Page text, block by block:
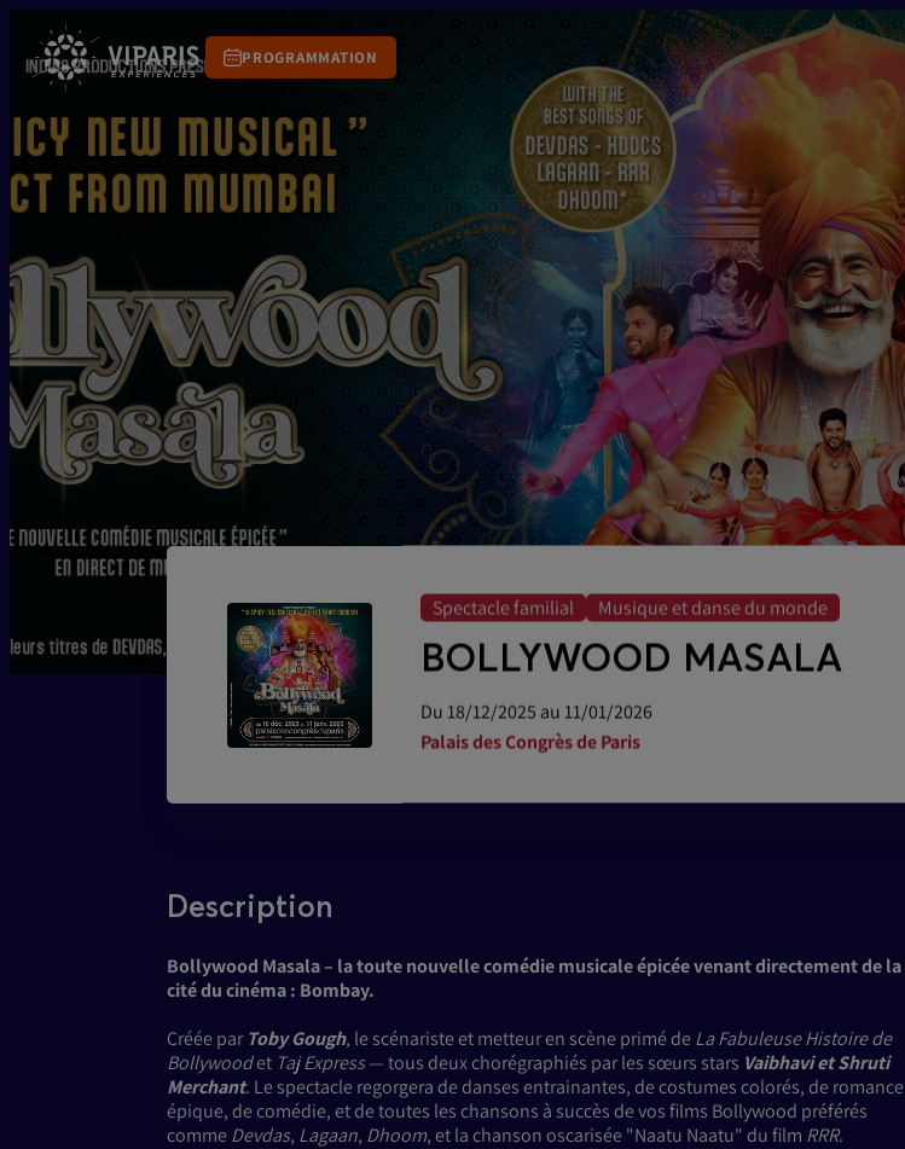
PROGRAMMATION
Spectacle familial Musique et danse du monde
BOLLYWOOD MASALA
Du 18/12/2025 au 11/01/2026
Palais des Congrès de Paris
Description
Bollywood Masala – la toute nouvelle comédie musicale épicée venant directement de la
cité du cinéma : Bombay.
Créée parToby Gough, le scénariste et metteur en scène primé deLa Fabuleuse Histoire de
Bollywoodet Taj Express— tous deux chorégraphiés par les sœurs stars Vaibhavi et Shruti
Merchant. Le spectacle regorgera de danses entrainantes, de costumes colorés, de romance
épique, de comédie, et de toutes les chansons à succès de vos films Bollywood préférés
commeDevdas, Lagaan, Dhoom, et la chanson oscarisée "Naatu Naatu" du film RRR.